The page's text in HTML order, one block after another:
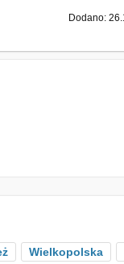
Dodano:
Wielkopolska